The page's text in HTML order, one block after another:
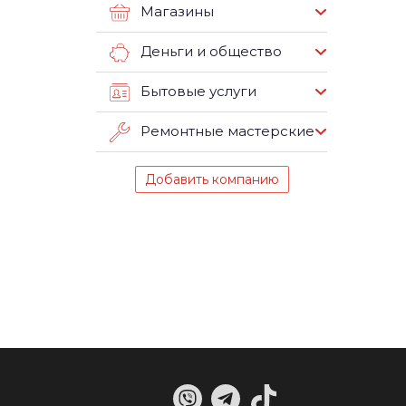
Магазины
Деньги и общество
Бытовые услуги
Ремонтные мастерские
Добавить компанию